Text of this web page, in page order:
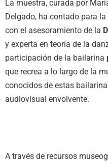
La muestra, curada por
Delgado, ha contado para
con el asesoramiento de la
y experta en teoría de la
participación de la bailarina
que recrea a lo largo de la
conocidos de estas
audiovisual envolvente.
A través de recursos